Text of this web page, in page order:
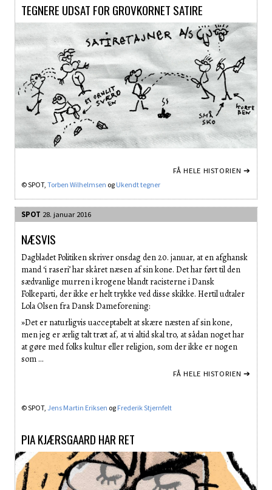
TEGNERE UDSAT FOR GROVKORNET SATIRE
FÅ HELE HISTORIEN ➔
© SPOT,Torben Wilhelmsen og Ukendt tegner
SPOT 28. januar 2016
NÆSVIS
Dagbladet Politiken skriver onsdag den 20. januar, at en afghansk
mand ‘i raseri’ har skåret næsen af sin kone. Det har ført til den
sædvanlige murren i krogene blandt racisterne i Dansk
Folkeparti, der ikke er helt trykke ved disse skikke. Hertil udtaler
Lola Olsen fra Dansk Dameforening:
»Det er naturligvis uacceptabelt at skære næsten af sin kone,
men jeg er ærlig talt træt af, at vi altid skal tro, at sådan noget har
at gøre med folks kultur eller religion, som der ikke er nogen
som …
FÅ HELE HISTORIEN ➔
© SPOT, Jens Martin Eriksen og Frederik Stjernfelt
PIA KJÆRSGAARD HAR RET